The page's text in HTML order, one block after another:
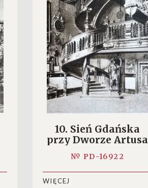
10. Sień Gdańska
przy Dworze Artusa
№ PD-16922
WIĘCEJ